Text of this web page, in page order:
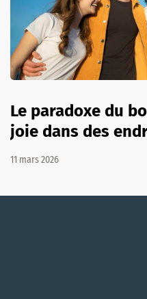
Le paradoxe du
joie dans des
11 mars 2026